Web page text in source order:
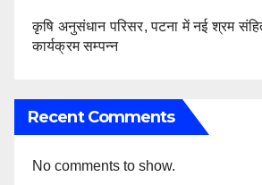
कृषि अनुसंधान परिसर, पटना में नई श्रम
कार्यक्रम सम्पन्न
Recent Comments
No comments to show.